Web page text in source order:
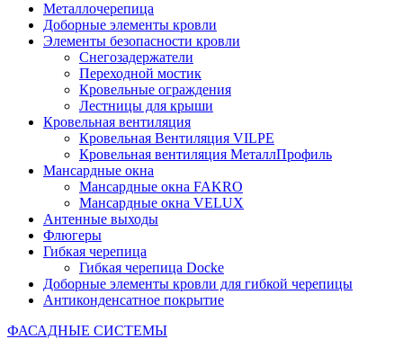
Металлочерепица
Доборные элементы кровли
Элементы безопасности кровли
Снегозадержатели
Переходной мостик
Кровельные ограждения
Лестницы для крыши
Кровельная вентиляция
Кровельная Вентиляция VILPE
Кровельная вентиляция МеталлПрофиль
Мансардные окна
Мансардные окна FAKRO
Мансардные окна VELUX
Антенные выходы
Флюгеры
Гибкая черепица
Гибкая черепица Docke
Доборные элементы кровли для гибкой черепицы
Антиконденсатное покрытие
ФАСАДНЫЕ СИСТЕМЫ